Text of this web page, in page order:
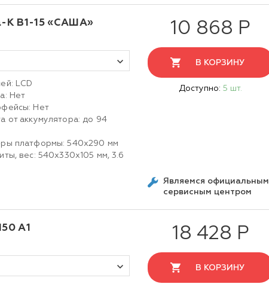
К В1-15 «САША»
LСD
Нет
Нет
от аккумулятора: до 94
платформы: 540х290 мм
вес: 540х330х105 мм, 3.6
10 868 Р
В КОРЗИНУ
Доступно: 5 шт.
Являемся официальным
сервисным центром
А1 18 428 Р
В КОРЗИНУ